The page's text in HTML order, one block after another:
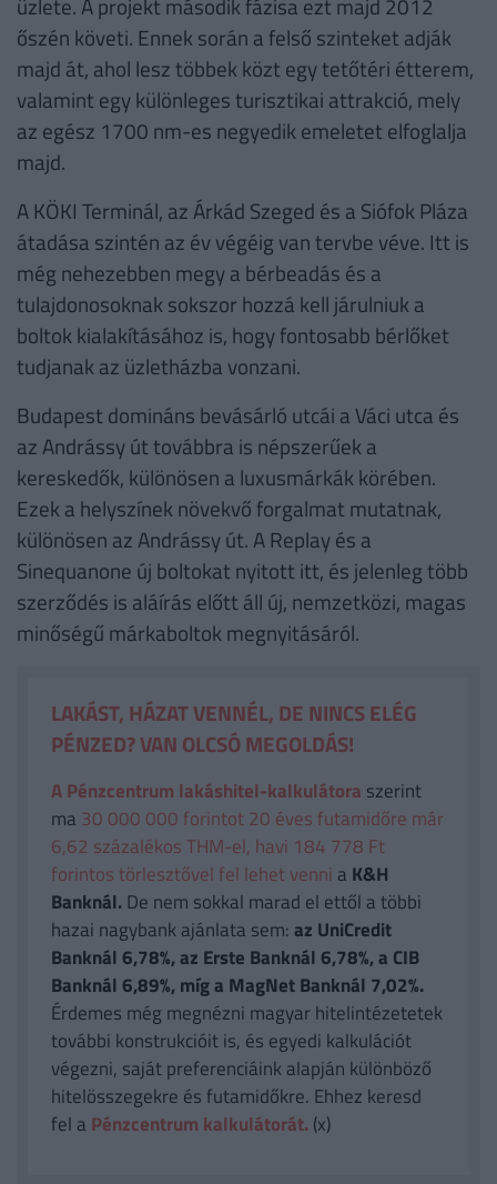
őszén követi. Ennek során a felső szinteket adják
majd át, ahol lesz többek közt egy tetőtéri étterem,
valamint egy különleges turisztikai attrakció, mely
az egész 1700 nm-es negyedik emeletet elfoglalja
majd.
A KÖKI Terminál, az Árkád Szeged és a Siófok Pláza
átadása szintén az év végéig van tervbe véve. Itt is
még nehezebben megy a bérbeadás és a
tulajdonosoknak sokszor hozzá kell járulniuk a
boltok kialakításához is, hogy fontosabb bérlőket
tudjanak az üzletházba vonzani.
Budapest domináns bevásárló utcái a Váci utca és
az Andrássy út továbbra is népszerűek a
kereskedők, különösen a luxusmárkák körében.
Ezek a helyszínek növekvő forgalmat mutatnak,
különösen az Andrássy út. A Replay és a
Sinequanone új boltokat nyitott itt, és jelenleg több
szerződés is aláírás előtt áll új, nemzetközi, magas
minőségű márkaboltok megnyitásáról.
LAKÁST, HÁZAT VENNÉL, DE NINCS ELÉG
PÉNZED? VAN OLCSÓ MEGOLDÁS!
A Pénzcentrum lakáshitel-kalkulátora szerint
ma 30 000 000 forintot 20 éves futamidőre már
6,62 százalékos THM-el, havi 184 778 Ft
forintos törlesztővel fel lehet venni a K&H
Banknál.De nem sokkal marad el ettől a többi
hazai nagybank ajánlata sem:az UniCredit
Banknál 6,78%, az Erste Banknál 6,78%, a CIB
Banknál 6,89%, míg a MagNet Banknál 7,02%.
Érdemes még megnézni magyar hitelintézetetek
további konstrukcióit is, és egyedi kalkulációt
végezni, saját preferenciáink alapján különböző
hitelösszegekre és futamidőkre. Ehhez keresd
fel a Pénzcentrum kalkulátorát. (x)